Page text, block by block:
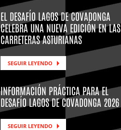
EL DESAFÍO LAGOS DE COVADONGA
CELEBRA UNA NUEVA EDICIÓN EN LAS
CARRETERAS ASTURIANAS
SEGUIR LEYENDO
INFORMACIÓN PRÁCTICA PARA EL
DESAFÍO LAGOS DE COVADONGA 2026
SEGUIR LEYENDO